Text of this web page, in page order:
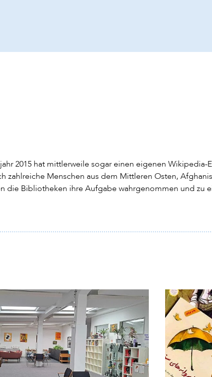
2015 hat mittlerweile sogar einen eigenen Wikipedia-
zahlreiche Menschen aus dem Mittleren Osten,
die Bibliotheken ihre Aufgabe wahrgenommen und zu